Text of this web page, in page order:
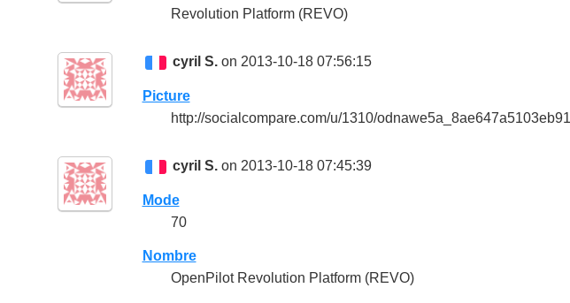
Revolution Platform (REVO)
cyril S.on 2013-10-18 07:56:15
Picture
http://socialcompare.com/u/1310/
cyril S.on 2013-10-18 07:45:39
Mode
70
Nombre
OpenPilot Revolution Platform (REVO)